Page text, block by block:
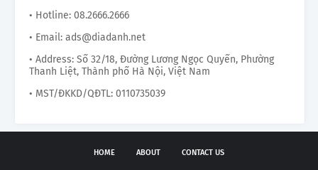
• Hotline: 08.2666.2666
• Email: ads@diadanh.net
• Address: Số 32/18, Đường Lương Ngọc Quyến, Phường
Thanh Liệt, Thành phố Hà Nội, Việt Nam
• MST/ĐKKD/QĐTL: 0110735039
HOME ABOUT CONTACT US